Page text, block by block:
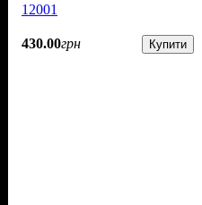
12001
430.00грн Купити